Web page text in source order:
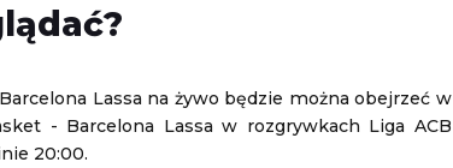
09.08.2026 14:15
Challenger Grodzisk Mazowiecki
10.08.2026 1:59
Lassa na żywo będzie można obejrzeć w
- Barcelona Lassa w rozgrywkach Liga ACB
20:00.